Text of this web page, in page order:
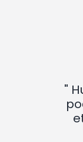
"
poêle
et